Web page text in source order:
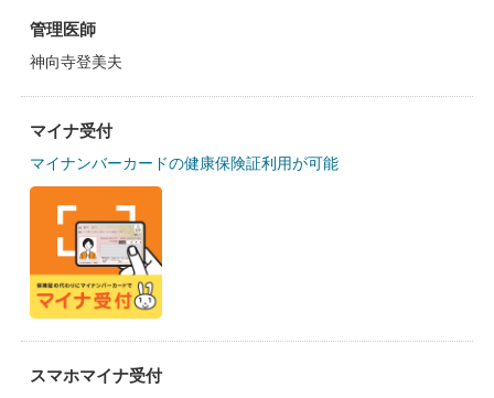
管理医師
神向寺登美夫
マイナ受付
マイナンバーカードの健康保険証利用が可能
スマホマイナ受付